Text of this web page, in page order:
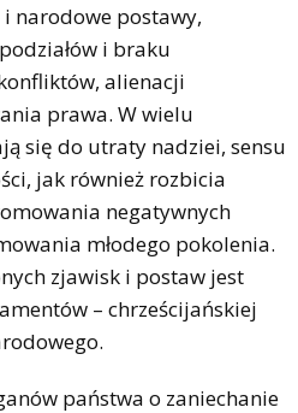
i narodowe postawy,
i braku
alienacji
prawa. W wielu
się do utraty nadziei, sensu
jak również rozbicia
negatywnych
młodego pokolenia.
zjawisk i postaw jest
– chrześcijańskiej
państwa o zaniechanie